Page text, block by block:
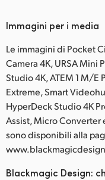
Immagini per i media
Le immagini di Pocket
Camera 4K, URSA Mini
Studio 4K, ATEM 1 M/E
Extreme, Smart
HyperDeck Studio 4K
Assist, Micro
sono disponibili alla
Blackmagic Design: